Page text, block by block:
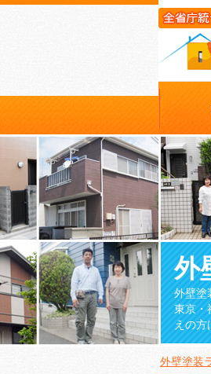
外
外壁塗
東京・
えの方
外壁塗装